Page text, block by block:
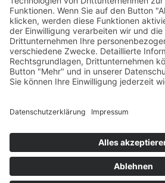
Trainings & Workshops
Business Coaching
Kulturrat – alternative
SOCIAL MEDIA
IPA News